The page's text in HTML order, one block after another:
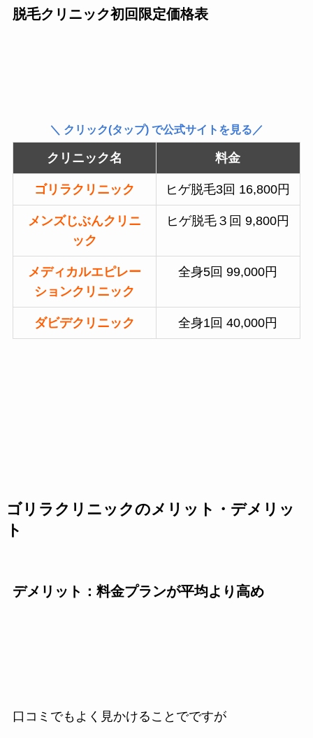
脱毛クリニック初回限定価格表
＼ クリック(タップ) で公式サイトを見る／
クリニック名 料金
ゴリラクリニック ヒゲ脱毛3回 16,800円
メンズじぶんクリニ
ック
ヒゲ脱毛３回 9,800円
メディカルエピレー
ションクリニック
全身5回 99,000円
ダビデクリニック 全身1回 40,000円
ゴリラクリニックのメリット・デメリッ
ト
デメリット：料金プランが平均より高め
口コミでもよく見かけることでですが